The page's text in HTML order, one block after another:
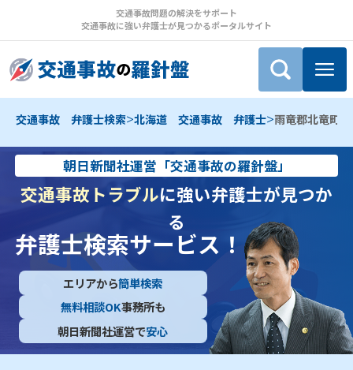
交通事故問題の解決をサポート
交通事故に強い弁護士が見つかるポータルサイト
交通事故 弁護士検索>北海道 交通事故 弁護士>雨竜郡北竜町
朝日新聞社運営「交通事故の羅針盤」
交通事故トラブルに強い弁護士が見つか
る
弁護士検索サービス！
エリアから簡単検索
無料相談OK事務所も
朝日新聞社運営で安心